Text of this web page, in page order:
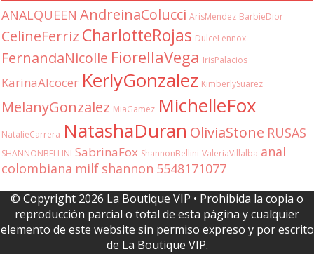
ANALQUEEN AndreinaColucci ArisMendez BarbieDior
CelineFerriz CharlotteRojas DulceLennox
FernandaNicolle FiorellaVega IrisPalacios
KarinaAlcocer KerlyGonzalez KimberlySuarez
MelanyGonzalez MiaGamez MichelleFox
NatalieCarrera NatashaDuran OliviaStone RUSAS
SHANNONBELLINI SabrinaFox ShannonBellini ValeriaVillalba anal
colombiana milf shannon 5548171077
© Copyright 2026 La Boutique VIP • Prohibida la copia o
reproducción parcial o total de esta página y cualquier
elemento de este website sin permiso expreso y por escrito
de La Boutique VIP.